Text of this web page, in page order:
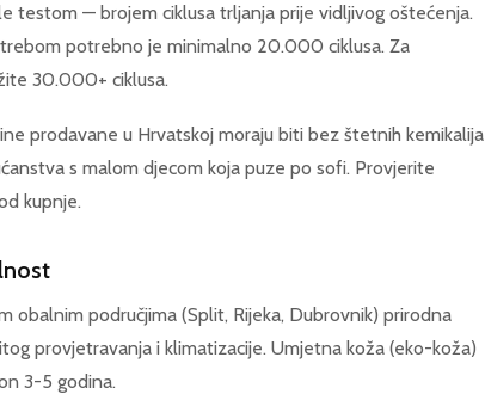
testom — brojem ciklusa trljanja prije vidljivog oštećenja.
potrebno je minimalno 20.000 ciklusa. Za
30.000+ ciklusa.
prodavane u Hrvatskoj moraju biti bez štetnih kemikalija
s malom djecom koja puze po sofi. Provjerite
kupnje.
obalnim područjima (Split, Rijeka, Dubrovnik) prirodna
provjetravanja i klimatizacije. Umjetna koža (eko-koža)
3-5 godina.